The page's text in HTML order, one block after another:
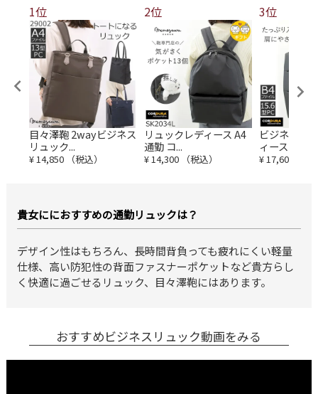
1位
目々澤鞄 2wayビジネス
リュック...
¥14,850 （税込）
2位
リュックレディース A4
通勤 コ...
¥14,300 （税込）
3位
ビジネスリ
ィース コー...
¥17,600
貴女ににおすすめの通勤リュックは？
デザイン性はもちろん、長時間背負っても疲れにくい軽量
仕様、高い防犯性の背面ファスナーポケットなど貴方らし
く快適に過ごせるリュック、目々澤鞄にはあります。
おすすめビジネスリュック動画をみる